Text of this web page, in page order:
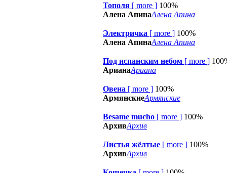
Тополя [ more ] 100%
Алена АпинаАлена Апина
Электричка [ more ] 100%
Алена АпинаАлена Апина
Под испанским небом [ more ]
АрианаАриана
Овена [ more ] 100%
АрмянскиеАрмянские
Besame mucho [ more ] 100%
АрхивАрхив
Листья жёлтые [ more ] 100%
АрхивАрхив